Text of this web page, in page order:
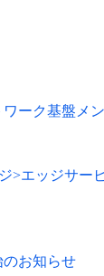
ワーク基盤メ
>エッジサ
のお知らせ